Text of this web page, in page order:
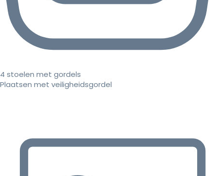
4 stoelen met gordels
Plaatsen met veiligheidsgordel